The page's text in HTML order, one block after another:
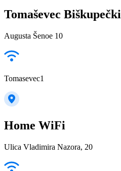
Tomaševec Biškupečki
Augusta Šenoe 10
Tomasevec1
Home WiFi
Ulica Vladimira Nazora, 20